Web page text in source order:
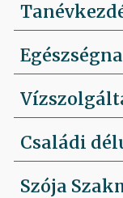
Családi
Szója